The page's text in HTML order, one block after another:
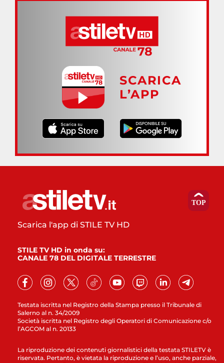
SCARICA
L’APP
Testata iscritta nel Registro della Stampa presso il Tribunale di
Salerno al n. 34/2009
Società iscritta nel Registro degli Operatori di Comunicazione c/o
l’AGCOM al n. 20133
Scarica l'app di STILE TV HD
STILE TV HD in onda su:
CANALE 78 DEL DIGITALE TERRESTRE
La riproduzione dei contenuti giornalistici della testata STILETV è
riservata. Pertanto, è vietata la riproduzione e l’uso, anche parziale,